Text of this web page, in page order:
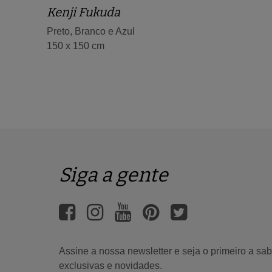
Kenji Fukuda
Preto, Branco e Azul
150 x 150 cm
Siga a gente
Assine a nossa newsletter e seja o primeiro a
exclusivas e novidades.